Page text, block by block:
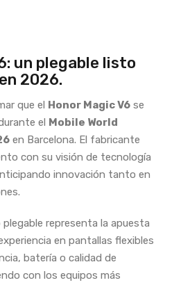
un plegable listo
2026.
que el Honor Magic V6 se
el Mobile World
en Barcelona. El fabricante
con su visión de tecnología
innovación tanto en
representa la apuesta
en pantallas flexibles
batería o calidad de
con los equipos más